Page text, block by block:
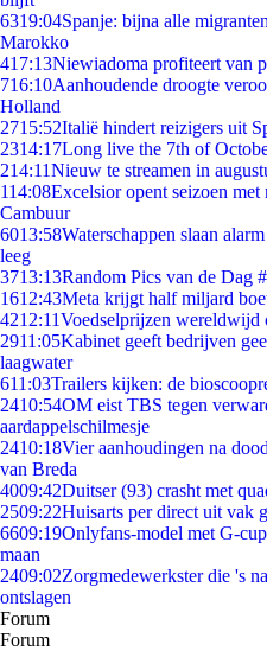
6319:04Spanje: bijna alle
Marokko
417:13Niewiadoma profiteert van
716:10Aanhoudende droogte
Holland
2715:52Italië hindert reizigers uit
2314:17Long live the 7th of
214:11Nieuw te streamen in
114:08Excelsior opent seizoen
Cambuur
6013:58Waterschappen slaan
leeg
3713:13Random Pics van de Dag
1612:43Meta krijgt half miljard
4212:11Voedselprijzen wereldwijd
2911:05Kabinet geeft bedrijven
laagwater
611:03Trailers kijken: de
2410:54OM eist TBS tegen
aardappelschilmesje
2410:18Vier aanhoudingen na
van Breda
4009:42Duitser (93) crasht met
2509:22Huisarts per direct uit vak
6609:19Onlyfans-model met G-
maan
2409:02Zorgmedewerkster die 's
ontslagen
Forum
Forum